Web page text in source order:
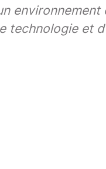
technologie et